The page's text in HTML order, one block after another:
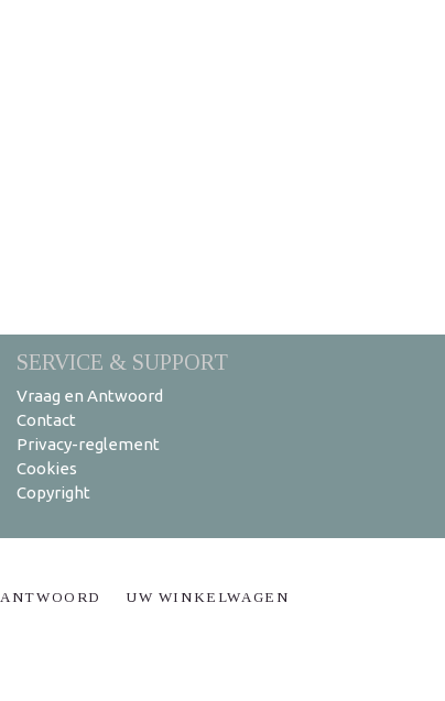
SERVICE & SUPPORT
Vraag en Antwoord
Contact
Privacy-reglement
Cookies
Copyright
UW WINKELWAGEN